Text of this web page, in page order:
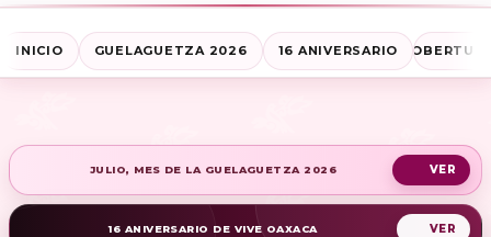
INICIO GUELAGUETZA 2026 16 ANIVERSARIO
JULIO, MES DE LA GUELAGUETZA 2026
16 ANIVERSARIO DE VIVE OAXACA